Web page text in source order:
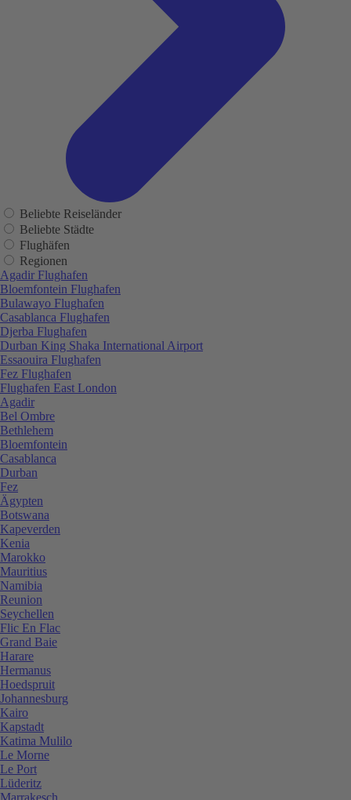
Beliebte Reiseländer
Beliebte Städte
Flughäfen
Regionen
Agadir Flughafen
Bloemfontein Flughafen
Bulawayo Flughafen
Casablanca Flughafen
Djerba Flughafen
Durban King Shaka International Airport
Essaouira Flughafen
Fez Flughafen
Flughafen East London
Agadir
Bel Ombre
Bethlehem
Bloemfontein
Casablanca
Durban
Fez
Ägypten
Botswana
Kapeverden
Kenia
Marokko
Mauritius
Namibia
Reunion
Seychellen
Flic En Flac
Grand Baie
Harare
Hermanus
Hoedspruit
Johannesburg
Kairo
Kapstadt
Katima Mulilo
Le Morne
Le Port
Lüderitz
Marrakesch